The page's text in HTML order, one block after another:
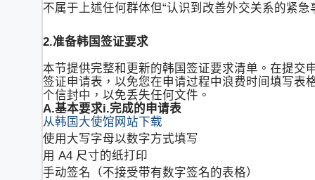
不属于上述任何群体但“认识到改善外交关系的紧急
2.准备韩国签证要求
本节提供完整和更新的韩国签证要求清单。在提交
签证申请表，以免您在申请过程中浪费时间填写表
个信封中，以免丢失任何文件。
A.基本要求i.完成的申请表
从韩国大使馆网站下载
使用大写字母以数字方式填写
用 A4 尺寸的纸打印
手动签名（不接受带有数字签名的表格）